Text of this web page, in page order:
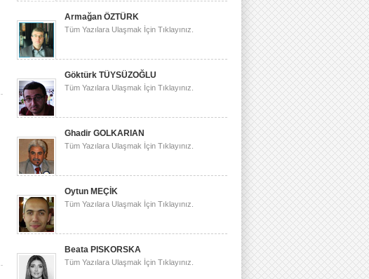
Armağan ÖZTÜRK
Tüm Yazılara Ulaşmak İçin Tıklayınız.
Göktürk TÜYSÜZOĞLU
Tüm Yazılara Ulaşmak İçin Tıklayınız.
Ghadir GOLKARIAN
Tüm Yazılara Ulaşmak İçin Tıklayınız.
Oytun MEÇİK
Tüm Yazılara Ulaşmak İçin Tıklayınız.
Beata PISKORSKA
Tüm Yazılara Ulaşmak İçin Tıklayınız.